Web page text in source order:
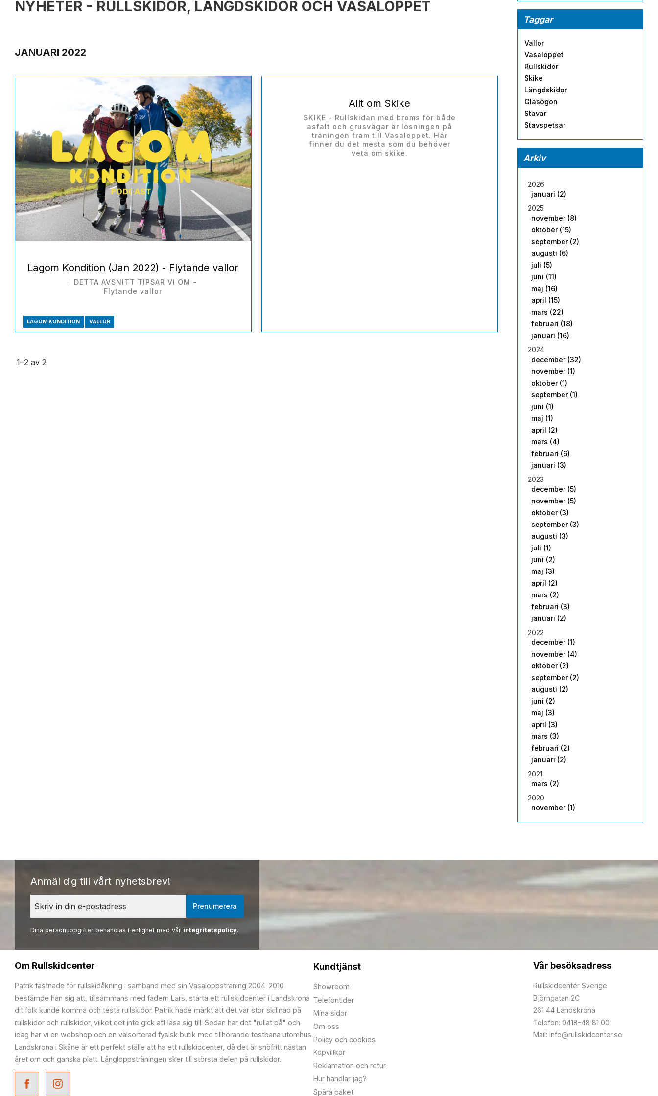
NYHETER - RULLSKIDOR, LÄNGDSKIDOR OCH VASALOPPET
JANUARI 2022
Lagom Kondition (Jan 2022) - Flytande vallor
I DETTA AVSNITT TIPSAR VI OM -
Flytande vallor
LAGOM KONDITION VALLOR
Allt om Skike
SKIKE - Rullskidan med broms för både
asfalt och grusvägar är lösningen på
träningen fram till Vasaloppet. Här
finner du det mesta som du behöver
veta om skike.
1–2 av 2
Taggar
Vallor
Vasaloppet
Rullskidor
Skike
Längdskidor
Glasögon
Stavar
Stavspetsar
Arkiv
2026
januari (2)
2025
november (8)
oktober (15)
september (2)
augusti (6)
juli (5)
juni (11)
maj (16)
april (15)
mars (22)
februari (18)
januari (16)
2024
december (32)
november (1)
oktober (1)
september (1)
juni (1)
maj (1)
april (2)
mars (4)
februari (6)
januari (3)
2023
december (5)
november (5)
oktober (3)
september (3)
augusti (3)
juli (1)
juni (2)
maj (3)
april (2)
mars (2)
februari (3)
januari (2)
2022
december (1)
november (4)
oktober (2)
september (2)
augusti (2)
juni (2)
maj (3)
april (3)
mars (3)
februari (2)
januari (2)
2021
mars (2)
2020
november (1)
Anmäl dig till vårt nyhetsbrev!
Prenumerera
Dina personuppgifter behandlas i enlighet med vår integritetspolicy.
Om Rullskidcenter
Patrik fastnade för rullskidåkning i samband med sin Vasaloppsträning 2004. 2010
bestämde han sig att, tillsammans med fadern Lars, starta ett rullskidcenter i Landskrona
dit folk kunde komma och testa rullskidor. Patrik hade märkt att det var stor skillnad på
rullskidor och rullskidor, vilket det inte gick att läsa sig till. Sedan har det "rullat på" och
idag har vi en webshop och en välsorterad fysisk butik med tillhörande testbana utomhus.
Landskrona i Skåne är ett perfekt ställe att ha ett rullskidcenter, då det är snöfritt nästan
året om och ganska platt. Långloppsträningen sker till största delen på rullskidor.
Kundtjänst
Showroom
Telefontider
Mina sidor
Om oss
Policy och cookies
Köpvillkor
Reklamation och retur
Hur handlar jag?
Spåra paket
Vår besöksadress
Rullskidcenter Sverige
Björngatan 2C
261 44 Landskrona
Telefon: 0418-48 81 00
Mail: info@rullskidcenter.se